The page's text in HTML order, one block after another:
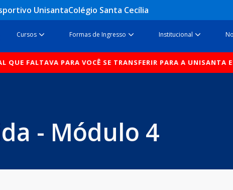
UnisantaColégio Santa Cecília
Cursos Open CursosFormas de Ingresso Open Formas de Ingresso
Institucional Open
FALTAVA PARA VOCÊ SE TRANSFERIR PARA A UNISANTA
- Módulo 4